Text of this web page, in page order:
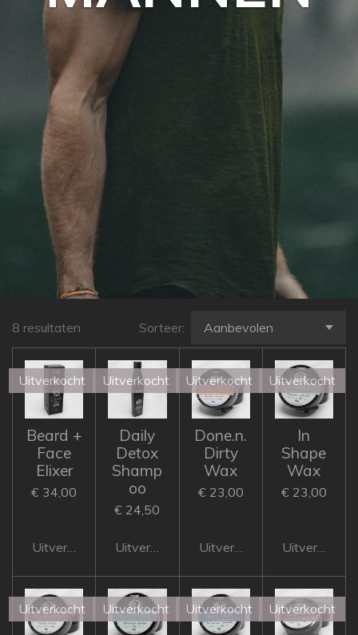
8 resultaten Sorteer:
Uitverkocht
Beard +
Face
Elixer
€ 34,00
Uitverkocht
Uitverkocht
Daily
Detox
Shamp
oo
€ 24,50
Uitverkocht
Uitverkocht
Done.n.
Dirty
Wax
€ 23,00
Uitverkocht
Uitverkocht
In
Shape
Wax
€ 23,00
Uitverkocht
Uitverkocht Uitverkocht Uitverkocht Uitverkocht